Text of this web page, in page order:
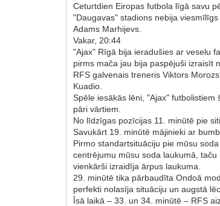
Ceturtdien Eiropas futbola līgā savu
"Daugavas" stadions nebija
Adams Marhijevs.
Vakar, 20:44
"Ajax" Rīgā bija ieradušies ar veselu
pirms mača jau bija paspējuši izraisīt
RFS galvenais treneris Viktors
Kuadio.
Spēle iesākās lēni, "Ajax"
pāri vārtiem.
No līdzīgas pozīcijas 11. minūtē pie
Savukārt 19. minūtē mājinieki ar
Pirmo standartsituāciju pie mūsu
centrējumu mūsu soda laukumā,
vienkārši izraidīja ārpus laukuma.
29. minūtē tika pārbaudīta Ondoā
perfekti nolasīja situāciju un augstā
Īsā laikā – 33. un 34. minūtē – RFS